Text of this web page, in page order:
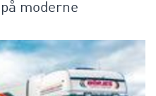
moderne